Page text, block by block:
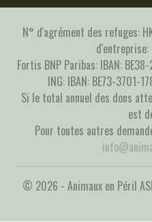
N° d'agrément des refuges:
Fortis BNP Paribas: IBAN:
ING: IBAN: BE73-3701-
Si le total annuel des dons
est
Pour toutes autres
© 2026 - Animaux en Péril